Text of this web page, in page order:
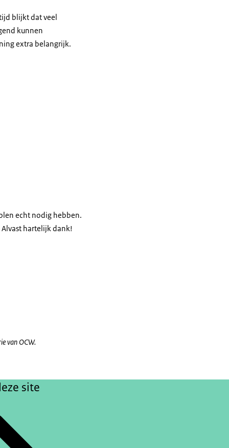
blijkt dat veel
kunnen
extra belangrijk.
echt nodig hebben.
hartelijk dank!
van OCW.
site